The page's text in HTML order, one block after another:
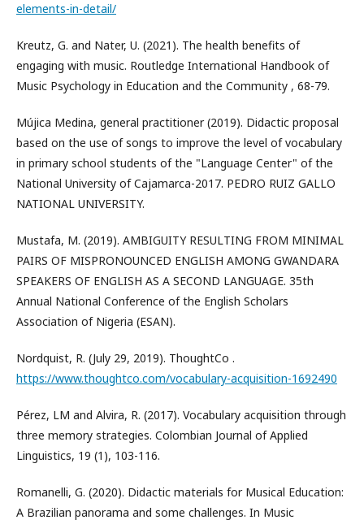
elements-in-detail/
Kreutz, G. and Nater, U. (2021). The health benefits of
engaging with music. Routledge International Handbook of
Music Psychology in Education and the Community , 68-79.
Mújica Medina, general practitioner (2019). Didactic proposal
based on the use of songs to improve the level of vocabulary
in primary school students of the "Language Center" of the
National University of Cajamarca-2017. PEDRO RUIZ GALLO
NATIONAL UNIVERSITY.
Mustafa, M. (2019). AMBIGUITY RESULTING FROM MINIMAL
PAIRS OF MISPRONOUNCED ENGLISH AMONG GWANDARA
SPEAKERS OF ENGLISH AS A SECOND LANGUAGE. 35th
Annual National Conference of the English Scholars
Association of Nigeria (ESAN).
Nordquist, R. (July 29, 2019). ThoughtCo .
https://www.thoughtco.com/vocabulary-acquisition-1692490
Pérez, LM and Alvira, R. (2017). Vocabulary acquisition through
three memory strategies. Colombian Journal of Applied
Linguistics, 19 (1), 103-116.
Romanelli, G. (2020). Didactic materials for Musical Education:
A Brazilian panorama and some challenges. In Music